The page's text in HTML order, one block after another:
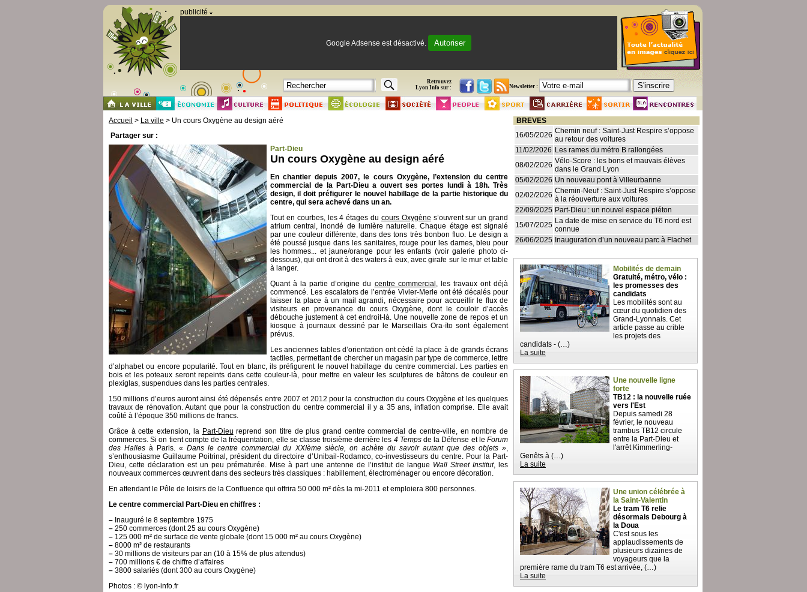
publicité
Google Adsense est désactivé. Autoriser
Retrouvez
Lyon Info sur :
Newsletter :
Accueil > La ville > Un cours Oxygène au design aéré
Partager sur :
Part-Dieu
Un cours Oxygène au design aéré
En chantier depuis 2007, le cours Oxygène, l’extension du centre
commercial de la Part-Dieu a ouvert ses portes lundi à 18h. Très
design, il doit préfigurer le nouvel habillage de la partie historique du
centre, qui sera achevé dans un an.
Tout en courbes, les 4 étages du cours Oxygène s’ouvrent sur un grand
atrium central, inondé de lumière naturelle. Chaque étage est signalé
par une couleur différente, dans des tons très bonbon fluo. Le design a
été poussé jusque dans les sanitaires, rouge pour les dames, bleu pour
les hommes... et jaune/orange pour les enfants (voir galerie photo ci-
dessous), qui ont droit à des waters à eux, avec girafe sur le mur et table
à langer.
Quant à la partie d’origine du centre commercial , les travaux ont déjà
commencé. Les escalators de l’entrée Vivier-Merle ont été décalés pour
laisser la place à un mail agrandi, nécessaire pour accueillir le flux de
visiteurs en provenance du cours Oxygène, dont le couloir d’accès
débouche justement à cet endroit-là. Une nouvelle zone de repos et un
kiosque à journaux dessiné par le Marseillais Ora-ïto sont également
prévus.
Les anciennes tables d’orientation ont cédé la place à de grands écrans
tactiles, permettant de chercher un magasin par type de commerce, lettre
d’alphabet ou encore popularité. Tout en blanc, ils préfigurent le nouvel habillage du centre commercial. Les parties en
bois et les poteaux seront repeints dans cette couleur-là, pour mettre en valeur les sculptures de bâtons de couleur en
plexiglas, suspendues dans les parties centrales.
150 millions d’euros auront ainsi été dépensés entre 2007 et 2012 pour la construction du cours Oxygène et les quelques
travaux de rénovation. Autant que pour la construction du centre commercial il y a 35 ans, inflation comprise. Elle avait
coûté à l’époque 350 millions de francs.
Grâce à cette extension, la Part-Dieu reprend son titre de plus grand centre commercial de centre-ville, en nombre de
commerces. Si on tient compte de la fréquentation, elle se classe troisième derrière les 4 Tempsde la Défense et leForum
des Halles à Paris.« Dans le centre commercial du XXIème siècle, on achète du savoir autant que des objets »,
s’enthousiasme Guillaume Poitrinal, président du directoire d’Unibail-Rodamco, co-investisseurs du centre. Pour la Part-
Dieu, cette déclaration est un peu prématurée. Mise à part une antenne de l’institut de langue Wall Street Institut, les
nouveaux commerces œuvrent dans des secteurs très classiques : habillement, électroménager ou encore décoration.
En attendant le Pôle de loisirs de la Confluence qui offrira 50 000 m² dès la mi-2011 et emploiera 800 personnes.
Le centre commercial Part-Dieu en chiffres :
– Inauguré le 8 septembre 1975
– 250 commerces (dont 25 au cours Oxygène)
– 125 000 m² de surface de vente globale (dont 15 000 m² au cours Oxygène)
– 8000 m² de restaurants
– 30 millions de visiteurs par an (10 à 15% de plus attendus)
– 700 millions € de chiffre d’affaires
– 3800 salariés (dont 300 au cours Oxygène)
Photos : © lyon-info.fr
BREVES
16/05/2026 Chemin neuf : Saint-Just Respire s’oppose
au retour des voitures
11/02/2026 Les rames du métro B rallongées
08/02/2026 Vélo-Score : les bons et mauvais élèves
dans le Grand Lyon
05/02/2026 Un nouveau pont à Villeurbanne
02/02/2026 Chemin-Neuf : Saint-Just Respire s’oppose
à la réouverture aux voitures
22/09/2025 Part-Dieu : un nouvel espace piéton
15/07/2025 La date de mise en service du T6 nord est
connue
26/06/2025 Inauguration d’un nouveau parc à Flachet
Mobilités de demain
Gratuité, métro, vélo :
les promesses des
candidats
Les mobilités sont au
cœur du quotidien des
Grand-Lyonnais. Cet
article passe au crible
les projets des
candidats - (…)
La suite
Une nouvelle ligne
forte
TB12 : la nouvelle ruée
vers l'Est
Depuis samedi 28
février, le nouveau
trambus TB12 circule
entre la Part-Dieu et
l'arrêt Kimmerling-
Genêts à (…)
La suite
Une union célébrée à
la Saint-Valentin
Le tram T6 relie
désormais Debourg à
la Doua
C'est sous les
applaudissements de
plusieurs dizaines de
voyageurs que la
première rame du tram T6 est arrivée, (…)
La suite
Panneau de gestion des cookies